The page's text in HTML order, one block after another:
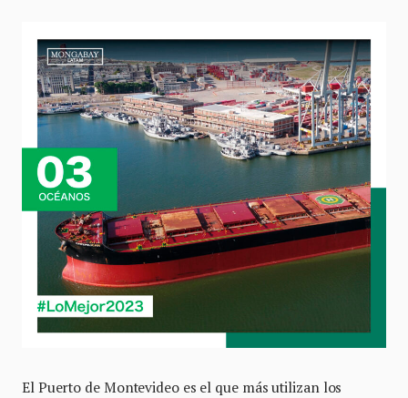
El Puerto de Montevideo es el que más utilizan los